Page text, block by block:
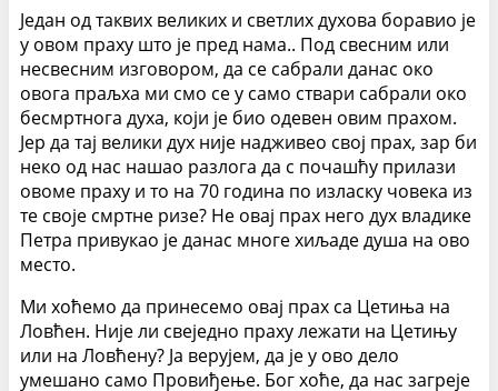
Један од таквих великих и светлих духова боравио је
у овом праху што је пред нама.. Под свесним или
несвесним изговором, да се сабрали данас око
овога праљха ми смо се у само ствари сабрали око
бесмртнога духа, који је био одевен овим прахом.
Јер да тај велики дух није надживео свој прах, зар би
неко од нас нашао разлога да с почашћу прилази
овоме праху и то на 70 година по изласку човека из
те своје смртне ризе? Не овај прах него дух владике
Петра привукао је данас многе хиљаде душа на ово
место.
Ми хоћемо да принесемо овај прах са Цетиња на
Ловћен. Није ли свеједно праху лежати на Цетињу
или на Ловћену? Ја верујем, да је у ово дело
умешано само Провиђење. Бог хоће, да нас загреје